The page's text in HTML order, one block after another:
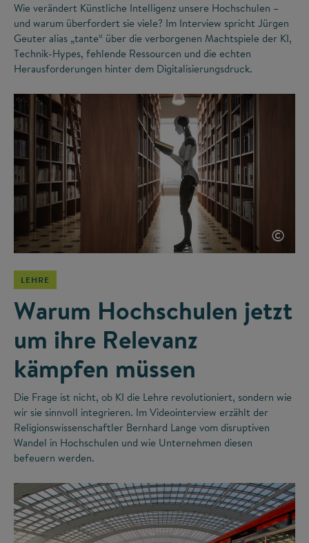
Wie verändert Künstliche Intelligenz unsere Hochschulen –
und warum überfordert sie viele? Im Interview spricht Jürgen
Geuter alias „tante“ über die verborgenen Machtspiele der KI,
Technik-Hypes, fehlende Ressourcen und die echten
Herausforderungen hinter dem Digitalisierungsdruck.
©
LEHRE
Warum Hochschulen jetzt
um ihre Relevanz
kämpfen müssen
Die Frage ist nicht, ob KI die Lehre revolutioniert, sondern wie
wir sie sinnvoll integrieren. Im Videointerview erzählt der
Religionswissenschaftler Bernhard Lange vom disruptiven
Wandel in Hochschulen und wie Unternehmen diesen
befeuern werden.